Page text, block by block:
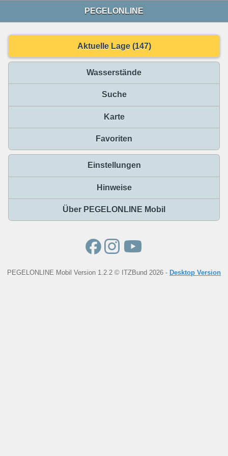
PEGELONLINE
Aktuelle Lage (147)
Wasserstände
Suche
Karte
Favoriten
Einstellungen
Hinweise
Über PEGELONLINE Mobil
PEGELONLINE Mobil Version 1.2.2 © ITZBund 2026 - Desktop Version